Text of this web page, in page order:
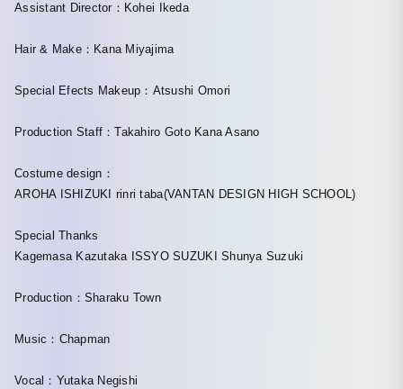
Assistant Director：Kohei Ikeda
Hair & Make：Kana Miyajima
Special Efects Makeup：Atsushi Omori
Production Staff：Takahiro Goto Kana Asano
Costume design：
AROHA ISHIZUKI rinri taba(VANTAN DESIGN HIGH SCHOOL)
Special Thanks
Kagemasa Kazutaka ISSYO SUZUKI Shunya Suzuki
Production：Sharaku Town
Music：Chapman
Vocal：Yutaka Negishi